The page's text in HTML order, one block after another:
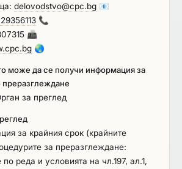
и плащанията към
извършват по реда, сроковете и
на проекта на договор. Периодът
на Поръчката е 24 месеца.
delovodstvo@cpc.bg 📧
📞
📠
🌏
може да се получи информация за
преразглеждане
за преглед
за крайния срок (крайните
за преразглеждане:
реда и условията на чл.197, ал.1,